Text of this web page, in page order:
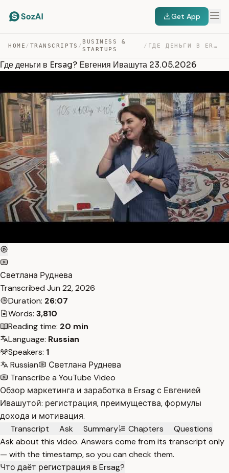
Get App
HOME / TRANSCRIPTS /
BUSINESS &
STARTUPS
/ ГДЕ ДЕНЬГИ В ERSAG? ЕВГЕНИЯ ИВАШУТА 23.05.2026 — TRANSCRIPT
Где деньги в Ersag? Евгения Ивашута 23.05.2026
Светлана Руднева
Transcribed Jun 22, 2026
Duration: 26:07
Words: 3,810
Reading time: 20 min
Language: Russian
Speakers: 1
Russian
Светлана Руднева
Transcribe a YouTube Video
Обзор маркетинга и заработка в Ersag с Евгенией
Ивашутой: регистрация, преимущества, формулы
дохода и мотивация.
Transcript
Ask Summary Chapters
Questions
Ask about this video. Answers come from its transcript only
— with the timestamp, so you can check them.
Что даёт регистрация в Ersag?